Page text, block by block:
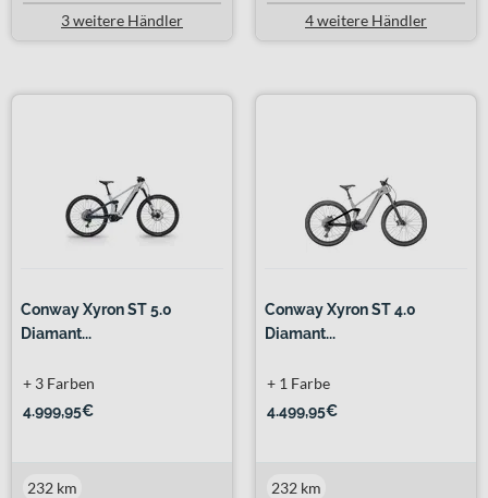
3 weitere Händler 4 weitere Händler
Conway Xyron ST 5.0
Diamant...
4.999,95€
+ 3 Farben
232 km
Conway Xyron ST 4.0
Diamant...
4.499,95€
+ 1 Farbe
232 km